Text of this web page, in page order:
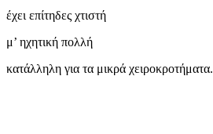
έχει επίτηδες χτιστή
μ’ ηχητική πολλή
κατάλληλη για τα μικρά χειροκροτήματα.